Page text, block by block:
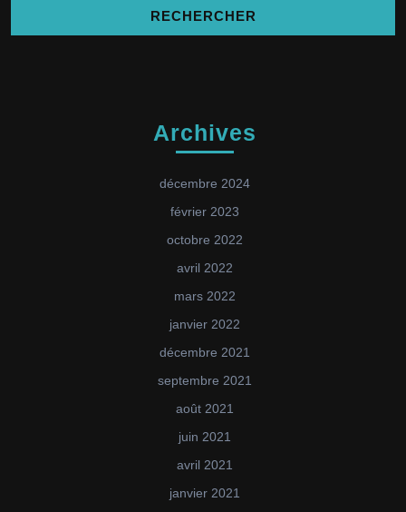
Archives
décembre 2024
février 2023
octobre 2022
avril 2022
mars 2022
janvier 2022
décembre 2021
septembre 2021
août 2021
juin 2021
avril 2021
janvier 2021